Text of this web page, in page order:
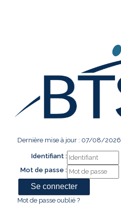
Dernière mise à jour : 07/08/2026
Identifiant :
Mot de passe :
Mot de passe oublié ?